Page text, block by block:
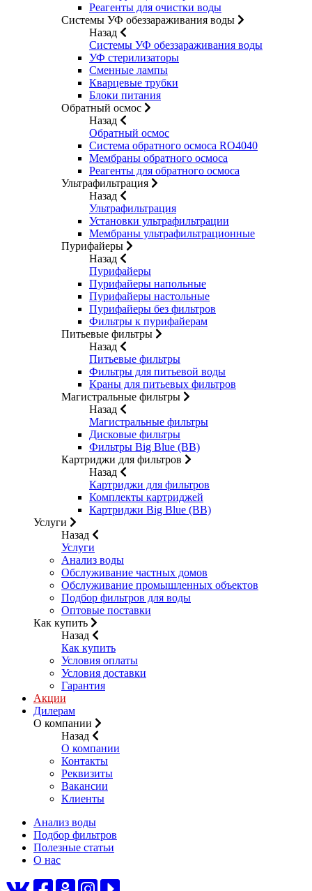
Реагенты для очистки воды
Системы УФ обеззараживания воды
Назад
Системы УФ обеззараживания воды
УФ стерилизаторы
Сменные лампы
Кварцевые трубки
Блоки питания
Обратный осмос
Назад
Обратный осмос
Система обратного осмоса RO4040
Мембраны обратного осмоса
Реагенты для обратного осмоса
Ультрафильтрация
Назад
Ультрафильтрация
Установки ультрафильтрации
Мембраны ультрафильтрационные
Пурифайеры
Назад
Пурифайеры
Пурифайеры напольные
Пурифайеры настольные
Пурифайеры без фильтров
Фильтры к пурифайерам
Питьевые фильтры
Назад
Питьевые фильтры
Фильтры для питьевой воды
Краны для питьевых фильтров
Магистральные фильтры
Назад
Магистральные фильтры
Дисковые фильтры
Фильтры Big Blue (BB)
Картриджи для фильтров
Назад
Картриджи для фильтров
Комплекты картриджей
Картриджи Big Blue (BB)
Услуги
Назад
Услуги
Анализ воды
Обслуживание частных домов
Обслуживание промышленных объектов
Подбор фильтров для воды
Оптовые поставки
Как купить
Назад
Как купить
Условия оплаты
Условия доставки
Гарантия
Акции
Дилерам
О компании
Назад
О компании
Контакты
Реквизиты
Вакансии
Клиенты
Анализ воды
Подбор фильтров
Полезные статьи
О нас